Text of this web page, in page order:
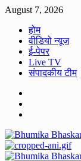
Skip
content
August 7, 2026
होम
वीडियो न्यूज
ई-पेपर
Live TV
संपादकीय टीम
Primary